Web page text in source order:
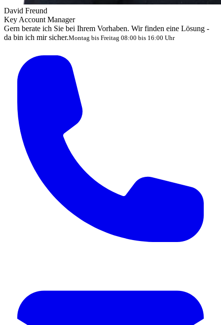
David Freund
Key Account Manager
Gern berate ich Sie bei Ihrem Vorhaben. Wir finden eine Lösung -
da bin ich mir sicher.Montag bis Freitag 08:00 bis 16:00 Uhr